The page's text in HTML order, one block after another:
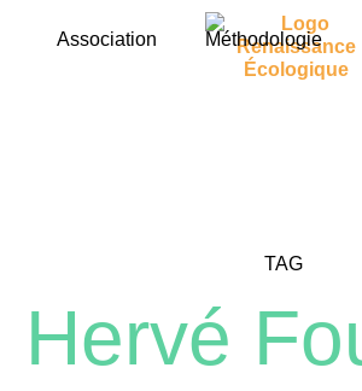
Association Méthodologie
TAG
Hervé